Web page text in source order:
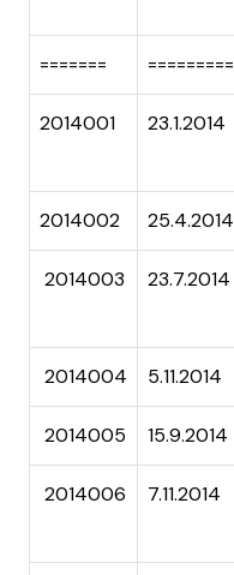
======= =========
2014001 23.1.2014
2014002 25.4.2014
2014003 23.7.2014
2014004 5.11.2014
2014005 15.9.2014
2014006 7.11.2014